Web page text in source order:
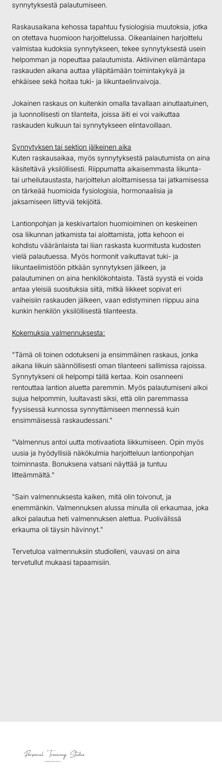
synnytyksestä palautumiseen.
Raskausaikana kehossa tapahtuu fysiologisia muutoksia, jotka
on otettava huomioon harjoittelussa. Oikeanlainen harjoittelu
valmistaa kudoksia synnytykseen, tekee synnytyksestä usein
helpomman ja nopeuttaa palautumista. Aktiivinen elämäntapa
raskauden aikana auttaa ylläpitämään toimintakykyä ja
ehkäisee sekä hoitaa tuki- ja liikuntaelinvaivoja.
Jokainen raskaus on kuitenkin omalla tavallaan ainutlaatuinen,
ja luonnollisesti on tilanteita, joissa äiti ei voi vaikuttaa
raskauden kulkuun tai synnytykseen elintavoillaan.
Synnytyksen tai sektion jälkeinen aika
Kuten raskausaikaa, myös synnytyksestä palautumista on aina
käsiteltävä yksilöllisesti. Riippumatta aikaisemmasta liikunta-
tai urheilutaustasta, harjoittelun aloittamisessa tai jatkamisessa
on tärkeää huomioida fysiologisia, hormonaalisia ja
jaksamiseen liittyviä tekijöitä.
Lantionpohjan ja keskivartalon huomioiminen on keskeinen
osa liikunnan jatkamista tai aloittamista, jotta kehoon ei
kohdistu vääränlaista tai liian raskasta kuormitusta kudosten
vielä palautuessa. Myös hormonit vaikuttavat tuki- ja
liikuntaelimistöön pitkään synnytyksen jälkeen, ja
palautuminen on aina henkilökohtaista. Tästä syystä ei voida
antaa yleisiä suosituksia siitä, mitkä liikkeet sopivat eri
vaiheisiin raskauden jälkeen, vaan edistyminen riippuu aina
kunkin henkilön yksilöllisestä tilanteesta.
Kokemuksia valmennuksesta:
"Tämä oli toinen odotukseni ja ensimmäinen raskaus, jonka
aikana liikuin säännöllisesti oman tilanteeni sallimissa rajoissa.
Synnytykseni oli helpompi tällä kertaa. Koin osanneeni
rentouttaa lantion aluetta paremmin. Myös palautumiseni alkoi
sujua helpommin, luultavasti siksi, että olin paremmassa
fyysisessä kunnossa synnyttämiseen mennessä kuin
ensimmäisessä raskaudessani."
"Valmennus antoi uutta motivaatiota liikkumiseen. Opin myös
uusia ja hyödyllisiä näkökulmia harjoitteluun lantionpohjan
toiminnasta. Bonuksena vatsani näyttää ja tuntuu
litteämmältä."
"Sain valmennuksesta kaiken, mitä olin toivonut, ja
enemmänkin. Valmennuksen alussa minulla oli erkaumaa, joka
alkoi palautua heti valmennuksen alettua. Puolivälissä
erkauma oli täysin hävinnyt."
Tervetuloa valmennuksiin studiolleni, vauvasi on aina
tervetullut mukaasi tapaamisiin.